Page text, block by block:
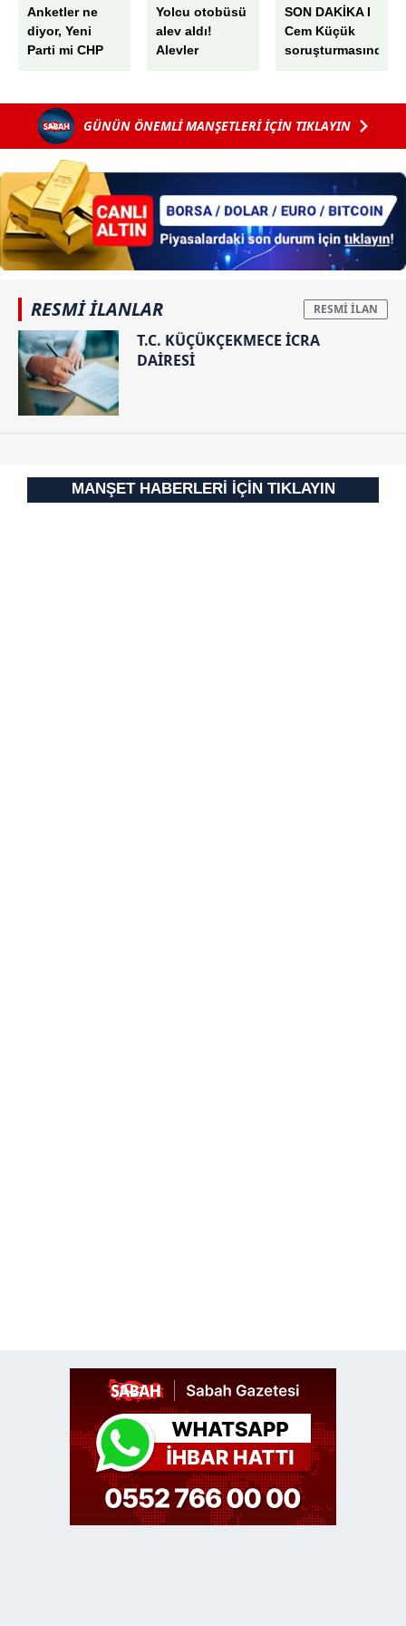
Anketler ne
diyor, Yeni
Parti mi CHP
Yolcu otobüsü
alev aldı!
Alevler
SON DAKİKA I
Cem Küçük
soruşturmasında
Sarıkaya
adliyeye sevk
GÜNÜN ÖNEMLİ MANŞETLERİ İÇİN TIKLAYIN
RESMİ İLANLAR
T.C. KÜÇÜKÇEKMECE İCRA
DAİRESİ
MANŞET HABERLERİ İÇİN TIKLAYIN